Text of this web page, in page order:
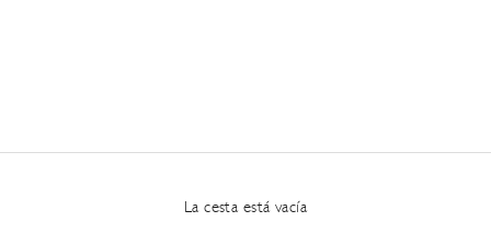
La cesta está vacía